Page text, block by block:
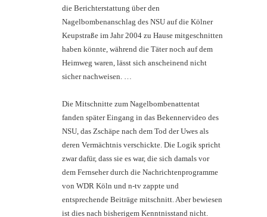
die Berichterstattung über den
Nagelbombenanschlag des NSU auf die Kölner
Keupstraße im Jahr 2004 zu Hause mitgeschnitten
haben könnte, während die Täter noch auf dem
Heimweg waren, lässt sich anscheinend nicht
sicher nachweisen. …
Die Mitschnitte zum Nagelbombenattentat
fanden später Eingang in das Bekennervideo des
NSU, das Zschäpe nach dem Tod der Uwes als
deren Vermächtnis verschickte. Die Logik spricht
zwar dafür, dass sie es war, die sich damals vor
dem Fernseher durch die Nachrichtenprogramme
von WDR Köln und n-tv zappte und
entsprechende Beiträge mitschnitt. Aber bewiesen
ist dies nach bisherigem Kenntnisstand nicht.